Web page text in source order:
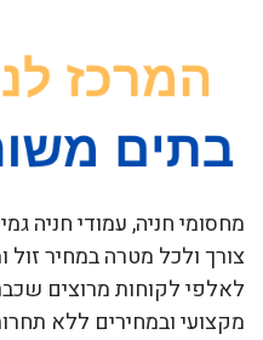
מחסומי חניה, עמודי חניה
צורך ולכל מטרה במחיר
לאלפי לקוחות מרוצים
מקצועי ובמחירים ללא